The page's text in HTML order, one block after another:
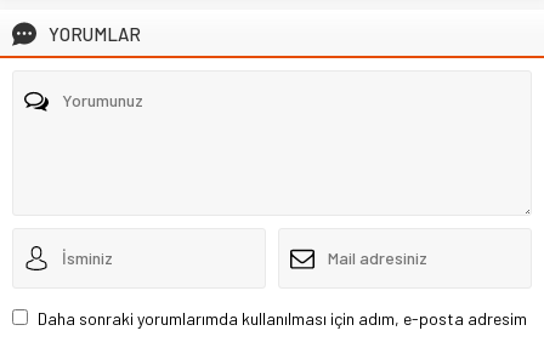
YORUMLAR
Daha sonraki yorumlarımda kullanılması için adım, e-posta adresim